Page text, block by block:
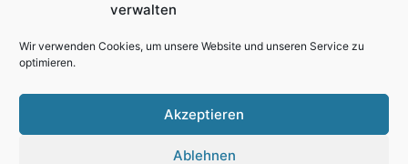
verwalten
Wir verwenden Cookies, um unsere Website und unseren Service zu
optimieren.
Akzeptieren
Ablehnen
© Dr. Magdalena Baska M.Sc